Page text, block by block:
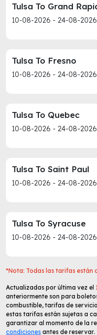
Tulsa To Grand
10-08-2026 - 24-08-2026
Tulsa To Fresno
10-08-2026 - 24-08-2026
Tulsa To Quebec
10-08-2026 - 24-08-2026
Tulsa To Saint Paul
10-08-2026 - 24-08-2026
Tulsa To Syracuse
10-08-2026 - 24-08-2026
*Nota: Todas las tarifas están
Actualizadas por última vez el
anteriormente son para
combustible, tarifas de
estas tarifas están sujetas a
garantizar al momento de la
condiciones antes de reservar.